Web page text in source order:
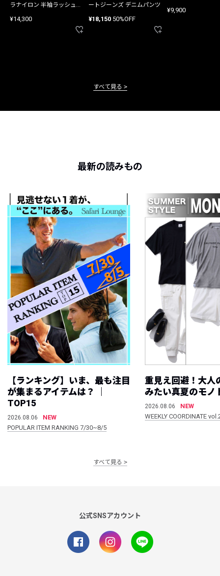
ラナイロン 半袖ラッシュガ
¥14,300
ートジーンズ デニムパンツ
¥18,150 50%OFF
¥9,900
すべて見る
最新の読みもの
【ランキング】いま、最も注目
が集まるアイテムは？ ｜
TOP15
2026.08.06
NEW
POPULAR ITEM RANKING 7/30~8/5
重見え回避！大人
みたい真夏のモノ
2026.08.06
NEW
WEEKLY COORDINATE
すべて見る
公式SNSアカウント